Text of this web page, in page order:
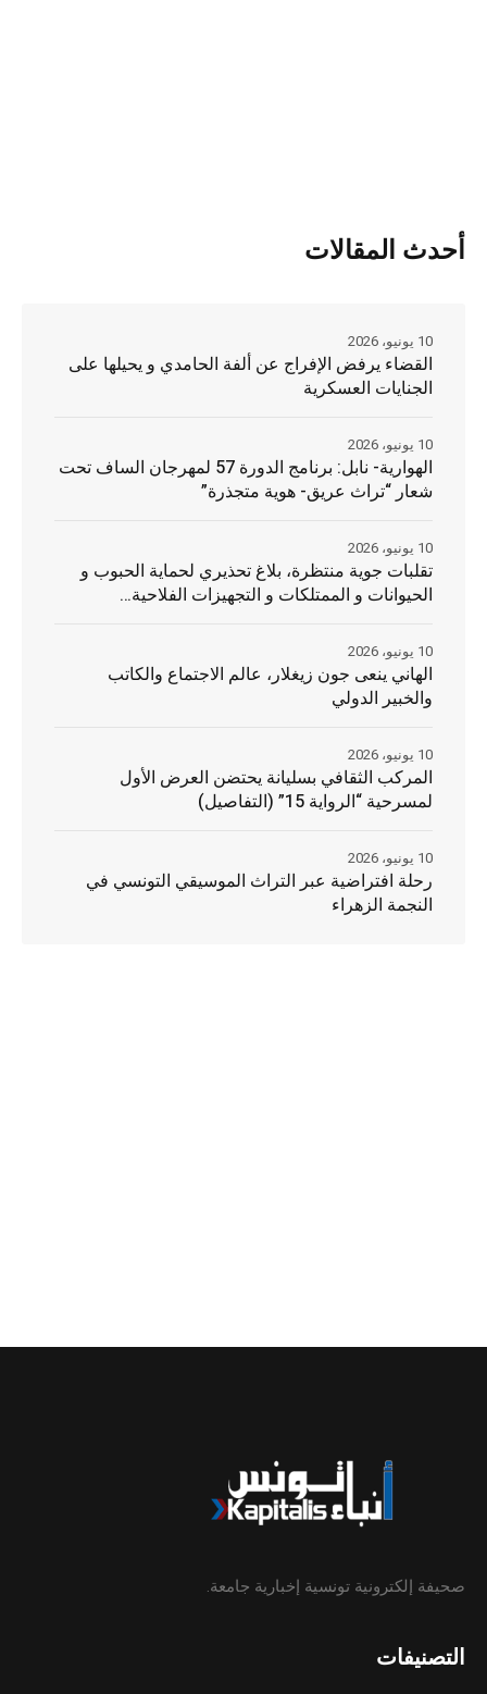
أحدث المقالات
القضاء يرفض الإفراج عن ألفة الحامدي و يحيلها على
الجنايات العسكرية
10 يونيو، 2026
الهوارية- نابل: برنامج الدورة 57 لمهرجان الساف تحت
شعار “تراث عريق- هوية متجذرة”
10 يونيو، 2026
تقلبات جوية منتظرة، بلاغ تحذيري لحماية الحبوب و
الحيوانات و الممتلكات و التجهيزات الفلاحية…
10 يونيو، 2026
الهاني ينعى جون زيغلار، عالم الاجتماع والكاتب
والخبير الدولي
10 يونيو، 2026
المركب الثقافي بسليانة يحتضن العرض الأول
لمسرحية “الرواية 15” (التفاصيل)
10 يونيو، 2026
رحلة افتراضية عبر التراث الموسيقي التونسي في
النجمة الزهراء
10 يونيو، 2026
صحيفة إلكترونية تونسية إخبارية جامعة.
التصنيفات